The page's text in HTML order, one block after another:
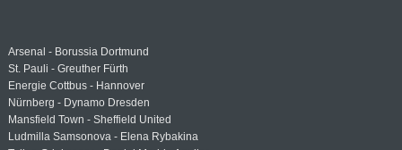
Arsenal - Borussia Dortmund
St. Pauli - Greuther Fürth
Energie Cottbus - Hannover
Nürnberg - Dynamo Dresden
Mansfield Town - Sheffield United
Ludmilla Samsonova - Elena Rybakina